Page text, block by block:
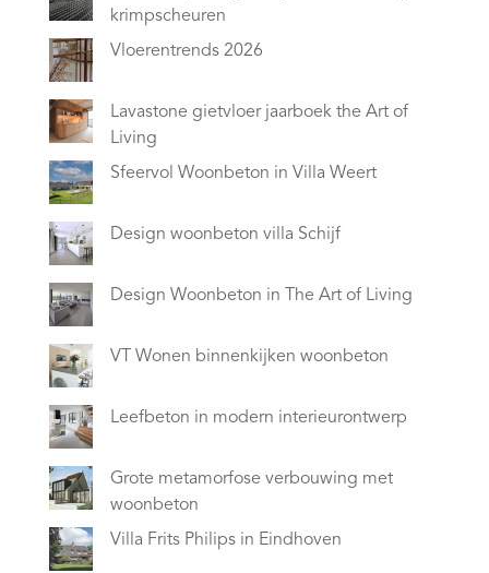
krimpscheuren
Vloerentrends 2026
Lavastone gietvloer jaarboek the Art of
Living
Sfeervol Woonbeton in Villa Weert
Design woonbeton villa Schijf
Design Woonbeton in The Art of Living
VT Wonen binnenkijken woonbeton
Leefbeton in modern interieurontwerp
Grote metamorfose verbouwing met
woonbeton
Villa Frits Philips in Eindhoven